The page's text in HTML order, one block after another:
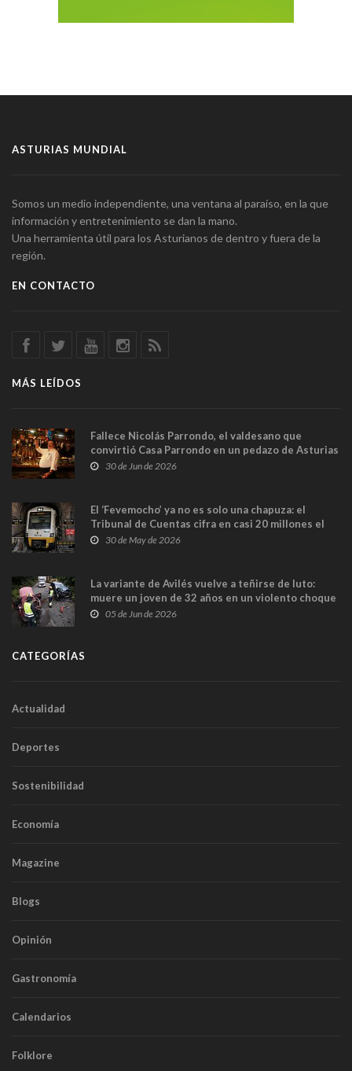
ASTURIAS MUNDIAL
Somos un medio independiente, una ventana al paraíso, en la que
información y entretenimiento se dan la mano.
Una herramienta útil para los Asturianos de dentro y fuera de la
región.
EN CONTACTO
MÁS LEÍDOS
Fallece Nicolás Parrondo, el valdesano que
convirtió Casa Parrondo en un pedazo de Asturias
en Madrid
30 de Jun de 2026
El ‘Fevemocho’ ya no es solo una chapuza: el
Tribunal de Cuentas cifra en casi 20 millones el
sobrecoste de los trenes que no cabían por los
30 de May de 2026
La variante de Avilés vuelve a teñirse de luto:
muere un joven de 32 años en un violento choque
frontal
05 de Jun de 2026
CATEGORÍAS
Actualidad
Deportes
Sostenibilidad
Economía
Magazine
Blogs
Opinión
Gastronomía
Calendarios
Folklore